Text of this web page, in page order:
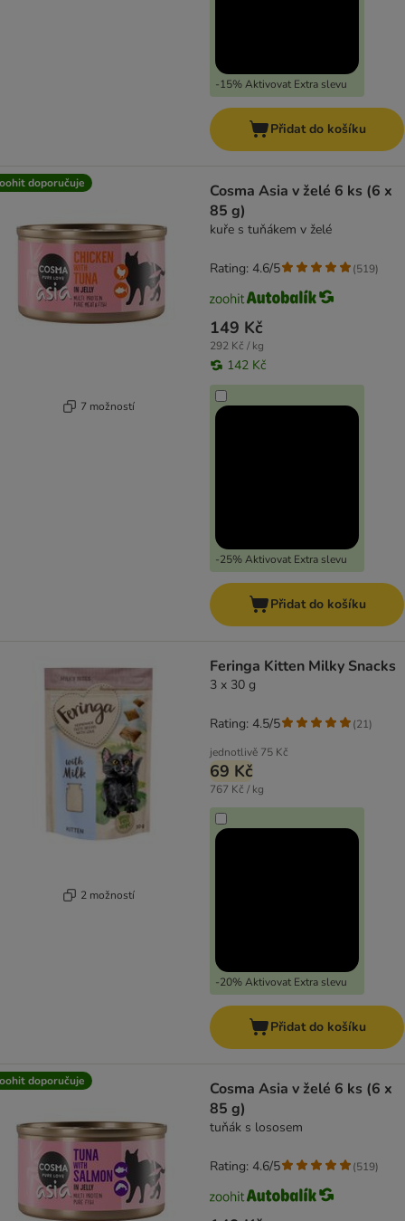
-15% Aktivovat Extra slevu
Přidat do košíku
doporučuje
7 možností
Cosma Asia v želé 6 ks (6 x
85 g)
kuře s tuňákem v želé
149 Kč
292 Kč / kg
142 Kč
-25% Aktivovat Extra slevu
Rating: 4.6/5 (519)
Přidat do košíku
2 možností
Feringa Kitten Milky Snacks
3 x 30 g
jednotlivě 75 Kč
69 Kč
767 Kč / kg
-20% Aktivovat Extra slevu
Rating: 4.5/5 (21)
Přidat do košíku
doporučuje
Cosma Asia v želé 6 ks (6 x
85 g)
tuňák s lososem
Rating: 4.6/5 (519)